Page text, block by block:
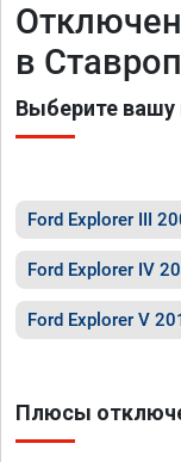
в
Выберите
Ford Explorer III
Ford Explorer IV
Ford Explorer V
Плюсы